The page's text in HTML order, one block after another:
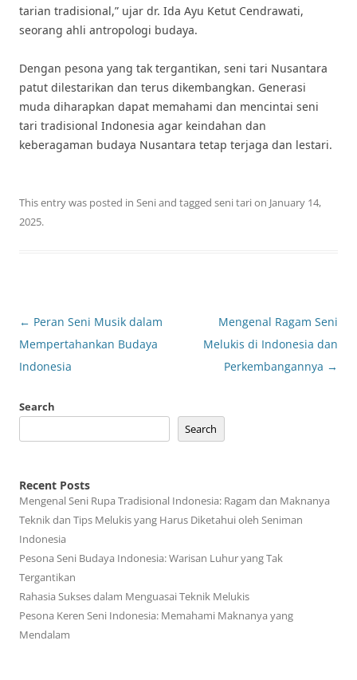
tarian tradisional,” ujar dr. Ida Ayu Ketut Cendrawati,
seorang ahli antropologi budaya.
Dengan pesona yang tak tergantikan, seni tari Nusantara
patut dilestarikan dan terus dikembangkan. Generasi
muda diharapkan dapat memahami dan mencintai seni
tari tradisional Indonesia agar keindahan dan
keberagaman budaya Nusantara tetap terjaga dan lestari.
This entry was posted in Seniand tagged seni tarion January 14,
2025.
Post
navigation
← Peran Seni Musik dalam
Mempertahankan Budaya
Indonesia
Mengenal Ragam Seni
Melukis di Indonesia dan
Perkembangannya →
Search
Search
Recent Posts
Mengenal Seni Rupa Tradisional Indonesia: Ragam dan Maknanya
Teknik dan Tips Melukis yang Harus Diketahui oleh Seniman
Indonesia
Pesona Seni Budaya Indonesia: Warisan Luhur yang Tak
Tergantikan
Rahasia Sukses dalam Menguasai Teknik Melukis
Pesona Keren Seni Indonesia: Memahami Maknanya yang
Mendalam